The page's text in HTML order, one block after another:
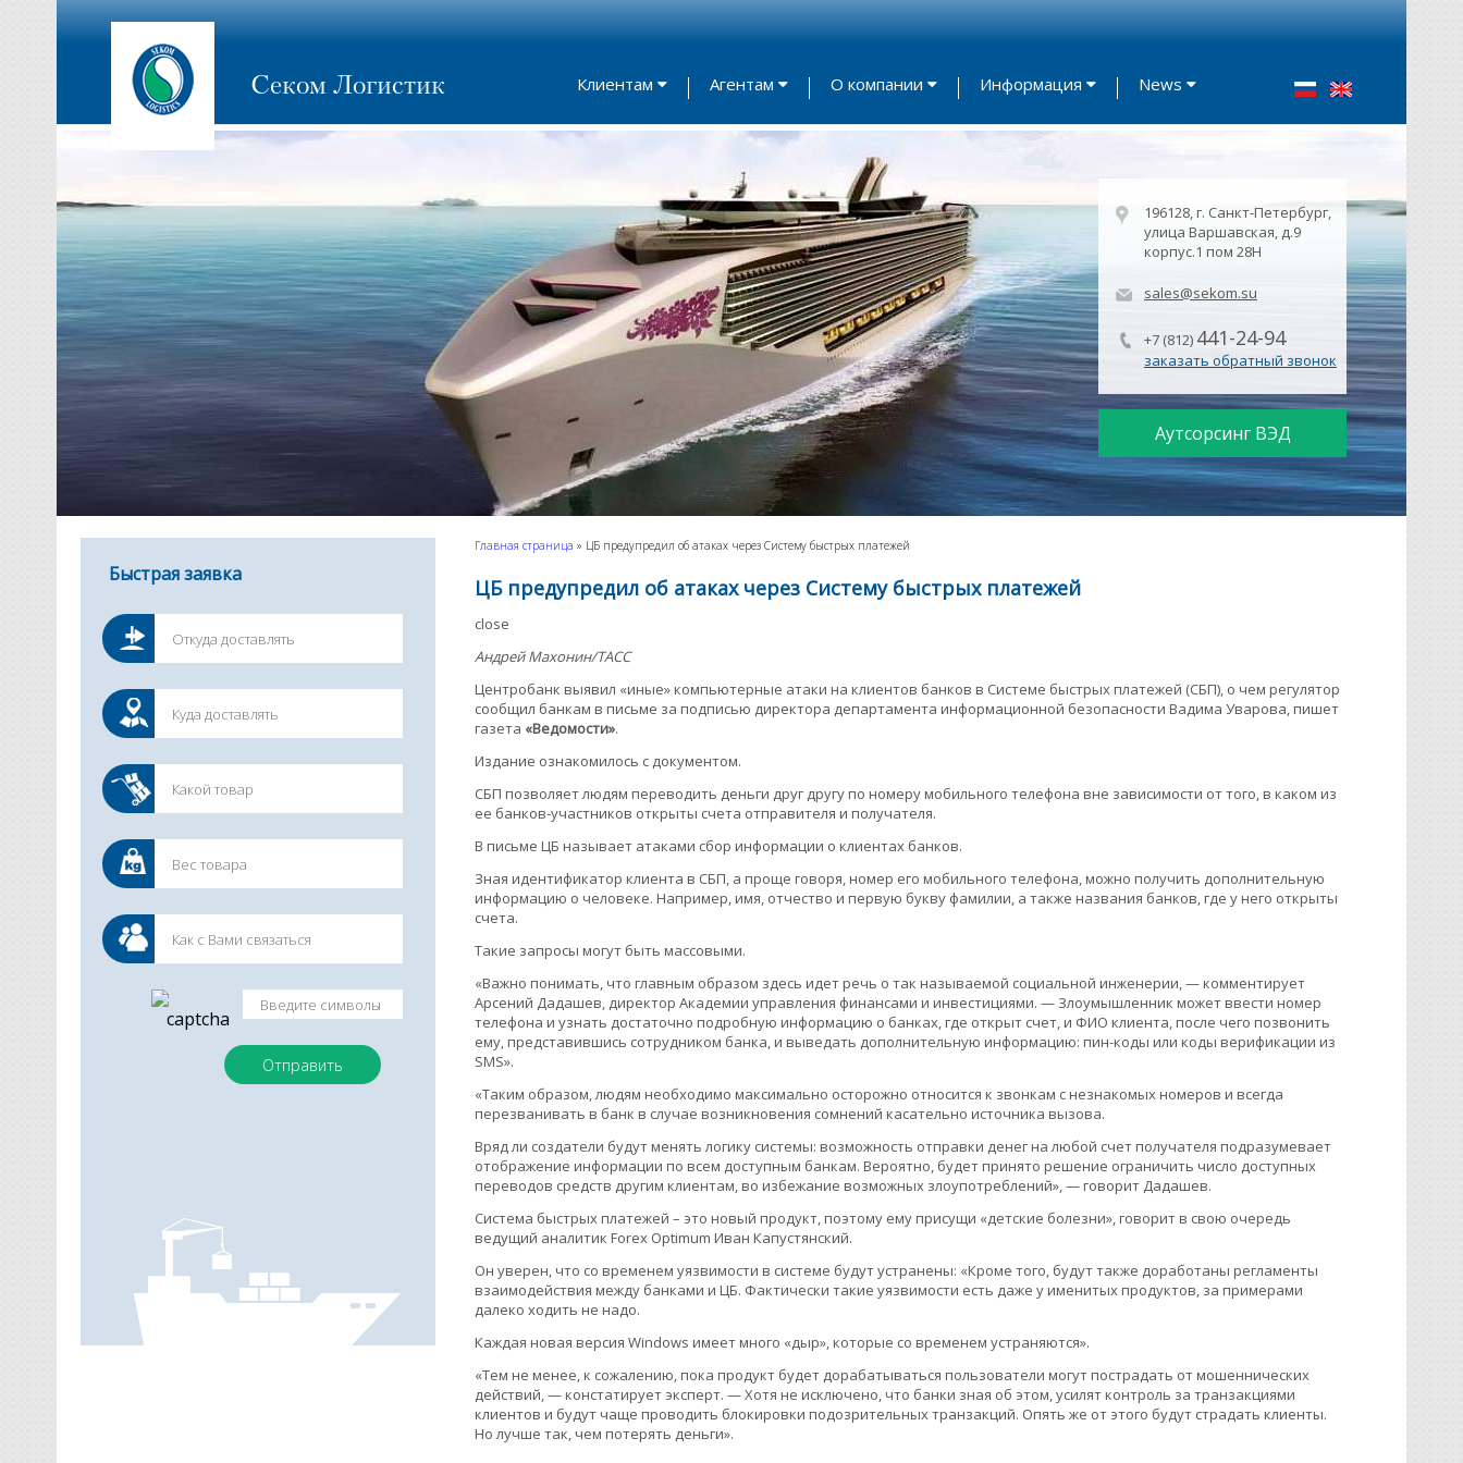
Секом Логистик Клиентам Агентам О компании Информация News
196128, г. Санкт-Петербург,
улица Варшавская, д.9
корпус.1 пом 28Н
sales@sekom.su
+7 (812) 441-24-94
заказать обратный звонок
Аутсорсинг ВЭД
Быстрая заявка
Главная страница » ЦБ предупредил об атаках через Систему быстрых платежей
ЦБ предупредил об атаках через Систему быстрых платежей
close
Андрей Махонин/ТАСС
Центробанк выявил «иные» компьютерные атаки на клиентов банков в Системе быстрых платежей (СБП), о чем регулятор
сообщил банкам в письме за подписью директора департамента информационной безопасности Вадима Уварова, пишет
газета «Ведомости».
Издание ознакомилось с документом.
СБП позволяет людям переводить деньги друг другу по номеру мобильного телефона вне зависимости от того, в каком из
ее банков-участников открыты счета отправителя и получателя.
В письме ЦБ называет атаками сбор информации о клиентах банков.
Зная идентификатор клиента в СБП, а проще говоря, номер его мобильного телефона, можно получить дополнительную
информацию о человеке. Например, имя, отчество и первую букву фамилии, а также названия банков, где у него открыты
счета.
Такие запросы могут быть массовыми.
«Важно понимать, что главным образом здесь идет речь о так называемой социальной инженерии, — комментирует
Арсений Дадашев, директор Академии управления финансами и инвестициями. — Злоумышленник может ввести номер
телефона и узнать достаточно подробную информацию о банках, где открыт счет, и ФИО клиента, после чего позвонить
ему, представившись сотрудником банка, и выведать дополнительную информацию: пин-коды или коды верификации из
SMS».
«Таким образом, людям необходимо максимально осторожно относится к звонкам с незнакомых номеров и всегда
перезванивать в банк в случае возникновения сомнений касательно источника вызова.
Вряд ли создатели будут менять логику системы: возможность отправки денег на любой счет получателя подразумевает
отображение информации по всем доступным банкам. Вероятно, будет принято решение ограничить число доступных
переводов средств другим клиентам, во избежание возможных злоупотреблений», — говорит Дадашев.
Система быстрых платежей – это новый продукт, поэтому ему присущи «детские болезни», говорит в свою очередь
ведущий аналитик Forex Optimum Иван Капустянский.
Он уверен, что со временем уязвимости в системе будут устранены: «Кроме того, будут также доработаны регламенты
взаимодействия между банками и ЦБ. Фактически такие уязвимости есть даже у именитых продуктов, за примерами
далеко ходить не надо.
Каждая новая версия Windows имеет много «дыр», которые со временем устраняются».
«Тем не менее, к сожалению, пока продукт будет дорабатываться пользователи могут пострадать от мошеннических
действий, — констатирует эксперт. — Хотя не исключено, что банки зная об этом, усилят контроль за транзакциями
клиентов и будут чаще проводить блокировки подозрительных транзакций. Опять же от этого будут страдать клиенты.
Но лучше так, чем потерять деньги».